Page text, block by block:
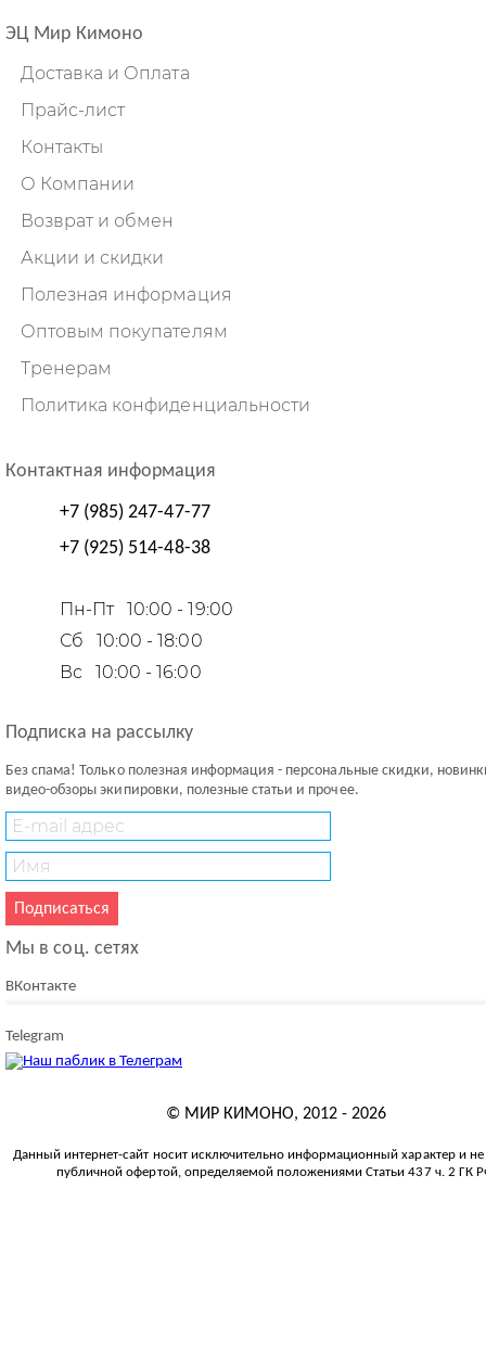
ЭЦ Мир Кимоно
Доставка и Оплата
Прайс-лист
Контакты
О Компании
Возврат и обмен
Акции и скидки
Полезная информация
Оптовым покупателям
Тренерам
Политика конфиденциальности
Контактная информация
+7 (985) 247-47-77
+7 (925) 514-48-38
Пн-Пт 10:00 - 19:00
Сб
10:00 - 18:00
Вс
10:00 - 16:00
Подписка на рассылку
Без спама! Только полезная информация - персональные скидки,
видео-обзоры экипировки, полезные статьи и прочее.
Подписаться
Мы в соц. сетях
ВКонтакте
Telegram
© МИР КИМОНО, 2012 - 2026
Данный интернет-сайт носит исключительно информационный характер и не
публичной офертой, определяемой положениями Статьи 437 ч. 2 ГК